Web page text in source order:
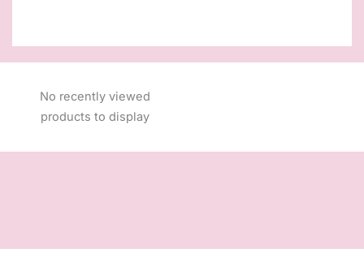
No recently viewed
products to display